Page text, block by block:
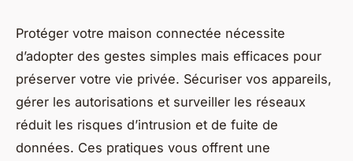
Protéger votre maison connectée nécessite
d’adopter des gestes simples mais efficaces pour
préserver votre vie privée. Sécuriser vos appareils,
gérer les autorisations et surveiller les réseaux
réduit les risques d’intrusion et de fuite de
données. Ces pratiques vous offrent une